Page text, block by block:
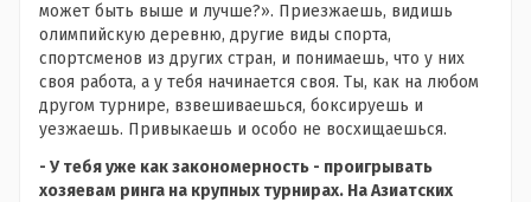
может быть выше и лучше?». Приезжаешь, видишь
олимпийскую деревню, другие виды спорта,
спортсменов из других стран, и понимаешь, что у них
своя работа, а у тебя начинается своя. Ты, как на любом
другом турнире, взвешиваешься, боксируешь и
уезжаешь. Привыкаешь и особо не восхищаешься.
- У тебя уже как закономерность - проигрывать
хозяевам ринга на крупных турнирах. На Азиатских